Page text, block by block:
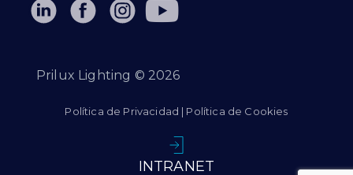
Prilux Lighting © 2026
Política de Privacidad | Política de Cookies
INTRANET